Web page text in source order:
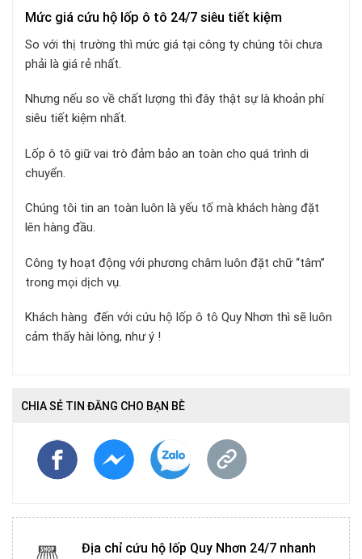
Mức giá cứu hộ lốp ô tô 24/7 siêu tiết kiệm
So với thị trường thì mức giá tại công ty chúng tôi chưa
phải là giá rẻ nhất.
Nhưng nếu so về chất lượng thì đây thật sự là khoản phí
siêu tiết kiệm nhất.
Lốp ô tô giữ vai trò đảm bảo an toàn cho quá trình di
chuyển.
Chúng tôi tin an toàn luôn là yếu tố mà khách hàng đặt
lên hàng đầu.
Công ty hoạt động với phương châm luôn đặt chữ “tâm”
trong mọi dịch vụ.
Khách hàng đến với cứu hộ lốp ô tô Quy Nhơn thì sẽ luôn
cảm thấy hài lòng, như ý !
CHIA SẺ TIN ĐĂNG CHO BẠN BÈ
Địa chỉ cứu hộ lốp Quy Nhơn 24/7 nhanh